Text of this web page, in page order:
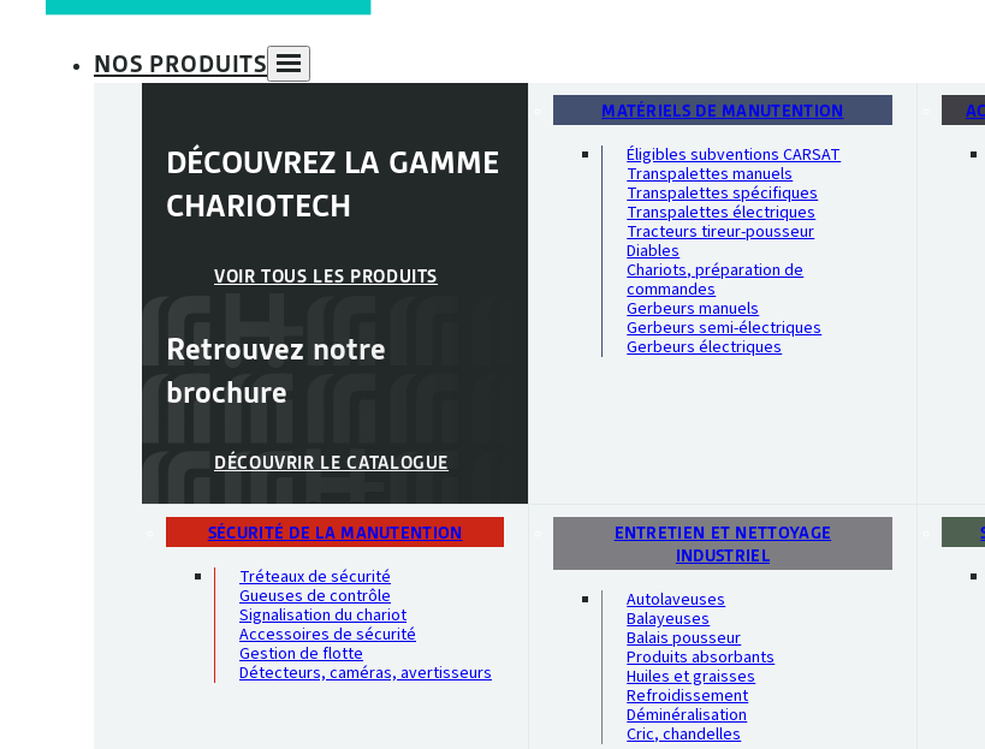
NOS PRODUITS
DÉCOUVREZ LA GAMME
CHARIOTECH
VOIR TOUS LES PRODUITS
Retrouvez notre
brochure
DÉCOUVRIR LE CATALOGUE
MATÉRIELS DE MANUTENTION
Éligibles subventions CARSAT
Transpalettes manuels
Transpalettes spécifiques
Transpalettes électriques
Tracteurs tireur-pousseur
Diables
Chariots, préparation de
commandes
Gerbeurs manuels
Gerbeurs semi-électriques
Gerbeurs électriques
SÉCURITÉ DE LA MANUTENTION
Tréteaux de sécurité
Gueuses de contrôle
Signalisation du chariot
Accessoires de sécurité
Gestion de flotte
Détecteurs, caméras, avertisseurs
ENTRETIEN ET NETTOYAGE
INDUSTRIEL
Autolaveuses
Balayeuses
Balais pousseur
Produits absorbants
Huiles et graisses
Refroidissement
Déminéralisation
Cric, chandelles